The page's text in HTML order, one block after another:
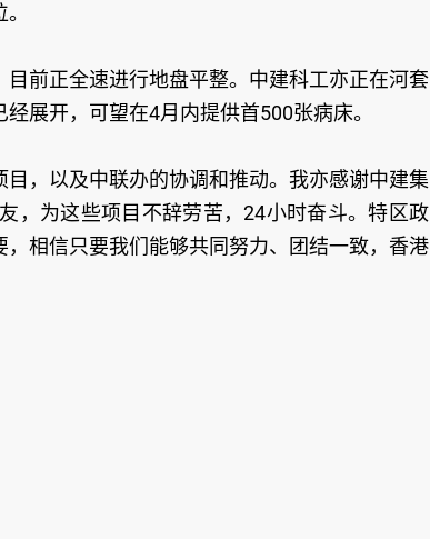
前正全速进行地盘平整。中建科工亦正在河套
展开，可望在4月内提供首500张病床。
，以及中联办的协调和推动。我亦感谢中建集
，为这些项目不辞劳苦，24小时奋斗。特区政
相信只要我们能够共同努力、团结一致，香港